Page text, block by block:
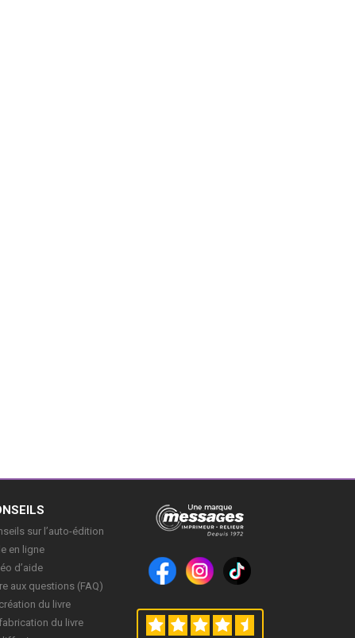
sur l’auto-édition
en ligne
d’aide
aux questions (FAQ)
du livre
du livre